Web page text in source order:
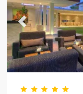
Previous